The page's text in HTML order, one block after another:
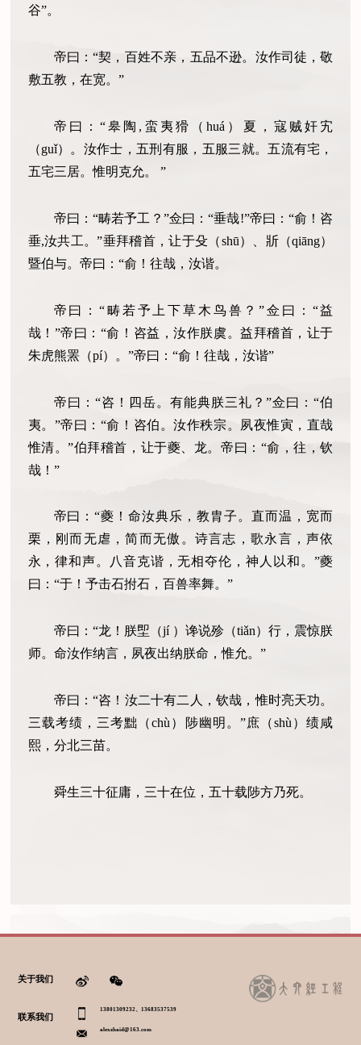
谷”。
帝曰：“契，百姓不亲，五品不逊。汝作司徒，敬
敷五教，在宽。”
帝曰：“皋陶,蛮夷猾（huá）夏，寇贼奸宄
（guǐ）。汝作士，五刑有服，五服三就。五流有宅，
五宅三居。惟明克允。 ”
帝曰：“畴若予工？”佥曰：“垂哉!”帝曰：“俞！咨
垂,汝共工。”垂拜稽首，让于殳（shū）、斨（qiāng）
暨伯与。帝曰：“俞！往哉，汝谐。
帝曰：“畴若予上下草木鸟兽？”佥曰：“益
哉！”帝曰：“俞！咨益，汝作朕虞。益拜稽首，让于
朱虎熊罴（pí）。”帝曰：“俞！往哉，汝谐”
帝曰：“咨！四岳。有能典朕三礼？”佥曰：“伯
夷。”帝曰：“俞！咨伯。汝作秩宗。夙夜惟寅，直哉
惟清。”伯拜稽首，让于夔、龙。帝曰：“俞，往，钦
哉！”
帝曰：“夔！命汝典乐，教胄子。直而温，宽而
栗，刚而无虐，简而无傲。诗言志，歌永言，声依
永，律和声。八音克谐，无相夺伦，神人以和。”夔
曰：“于！予击石拊石，百兽率舞。”
帝曰：“龙！朕堲（jí ）谗说殄（tiǎn）行，震惊朕
师。命汝作纳言，夙夜出纳朕命，惟允。”
帝曰：“咨！汝二十有二人，钦哉，惟时亮天功。
三载考绩，三考黜（chù）陟幽明。”庶（shù）绩咸
熙，分北三苗。
舜生三十征庸，三十在位，五十载陟方乃死。
关于我们
联系我们
13801309232、13683537539
alexzhaid@163.com